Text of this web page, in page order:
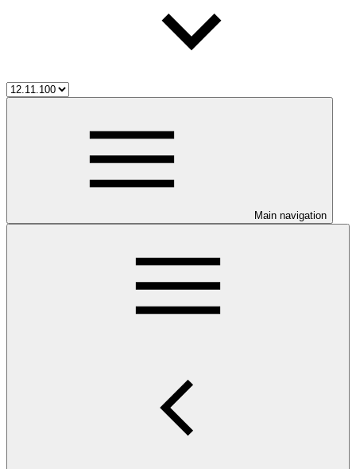
Main navigation